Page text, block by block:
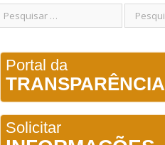
Portal da
TRANSPARÊNCIA
Solicitar